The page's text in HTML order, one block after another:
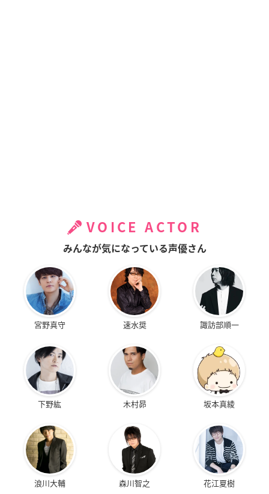
VOICE ACTOR
みんなが気になっている声優さん
宮野真守 速水奨 諏訪部順一
下野紘 木村昴 坂本真綾
浪川大輔 森川智之 花江夏樹